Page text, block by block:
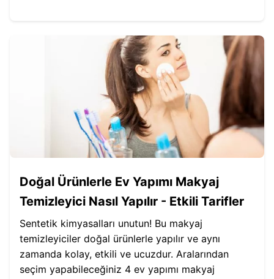
Doğal Ürünlerle Ev Yapımı Makyaj
Temizleyici Nasıl Yapılır - Etkili Tarifler
Sentetik kimyasalları unutun! Bu makyaj
temizleyiciler doğal ürünlerle yapılır ve aynı
zamanda kolay, etkili ve ucuzdur. Aralarından
seçim yapabileceğiniz 4 ev yapımı makyaj